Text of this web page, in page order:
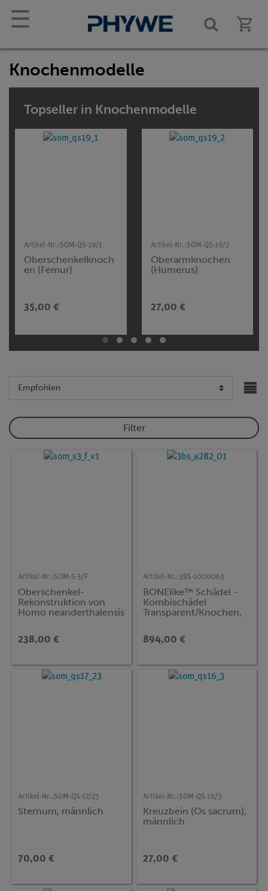
☰
Knochenmodelle
Topseller in Knochenmodelle
Artikel-Nr.:SOM-QS-19/1
Oberschenkelknoch
en (Femur)
35,00 €
Artikel-Nr.:SOM-QS-19/2
Oberarmknochen
(Humerus)
27,00 €
Filter
Artikel-Nr.:SOM-S-3/F
Oberschenkel-
Rekonstruktion von
Homo neanderthalensis
238,00 €
Artikel-Nr.:3BS-1000063
BONElike™ Schädel -
Kombischädel
Transparent/Knochen,
894,00 €
Artikel-Nr.:SOM-QS-17/23
Sternum, männlich
70,00 €
Artikel-Nr.:SOM-QS-16/3
Kreuzbein (Os sacrum),
männlich
27,00 €